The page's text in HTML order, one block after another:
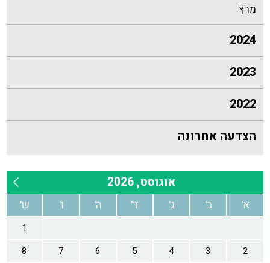
מרץ
2024
2023
2022
הצדעה אחרונה